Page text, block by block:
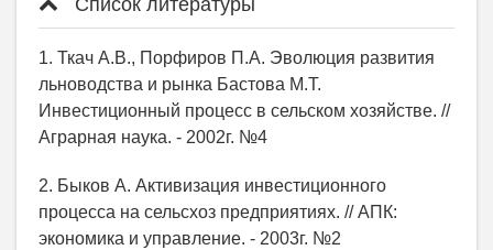
Список литературы
1. Ткач А.В., Порфиров П.А. Эволюция развития
льноводства и рынка Бастова М.Т.
Инвестиционный процесс в сельском хозяйстве. //
Аграрная наука. - 2002г. №4
2. Быков А. Активизация инвестиционного
процесса на сельсхоз предприятиях. // АПК:
экономика и управление. - 2003г. №2